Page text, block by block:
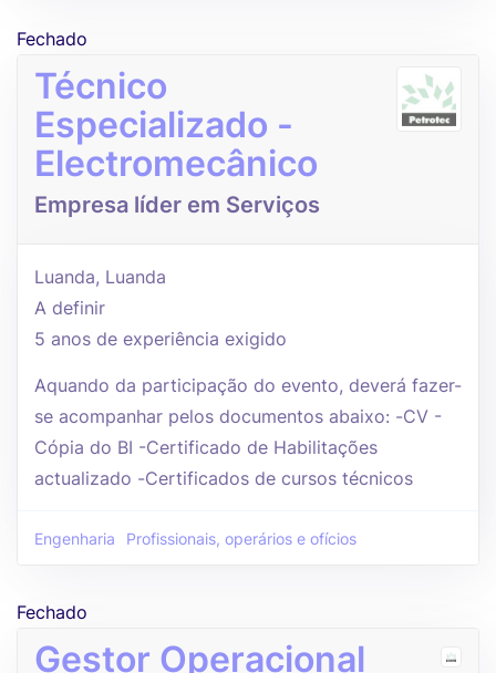
Fechado
Técnico
Especializado -
Electromecânico
Empresa líder em Serviços
Luanda, Luanda
A definir
5 anos de experiência exigido
Aquando da participação do evento, deverá fazer-
se acompanhar pelos documentos abaixo: -CV -
Cópia do BI -Certificado de Habilitações
actualizado -Certificados de cursos técnicos
Engenharia Profissionais, operários e ofícios
Fechado
Gestor Operacional